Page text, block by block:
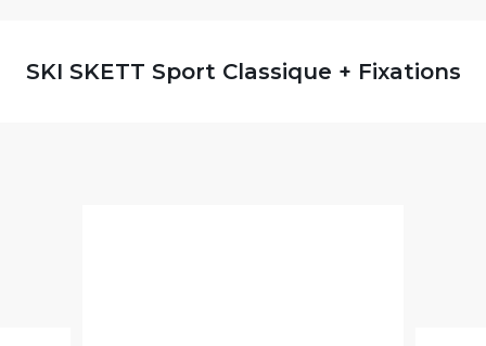
SKI SKETT Sport Classique + Fixations